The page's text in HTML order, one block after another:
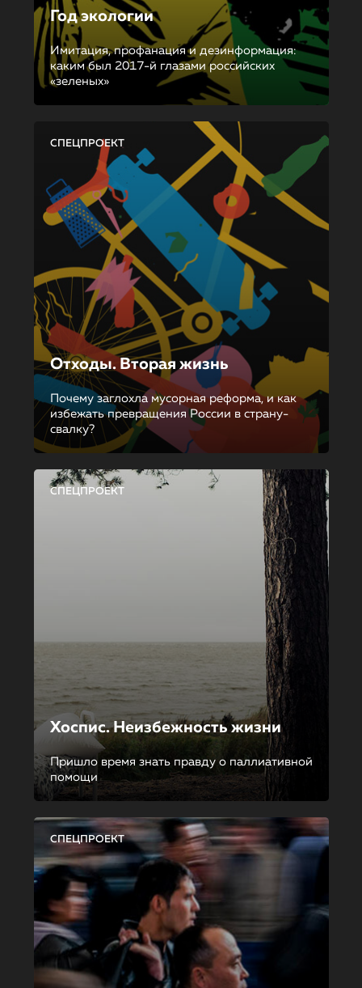
Год экологии
Имитация, профанация и дезинформация:
каким был 2017-й глазами российских
«зеленых»
СПЕЦПРОЕКТ
Отходы. Вторая жизнь
Почему заглохла мусорная реформа, и как
избежать превращения России в страну-
свалку?
СПЕЦПРОЕКТ
Хоспис. Неизбежность жизни
Пришло время знать правду о паллиативной
помощи
СПЕЦПРОЕКТ